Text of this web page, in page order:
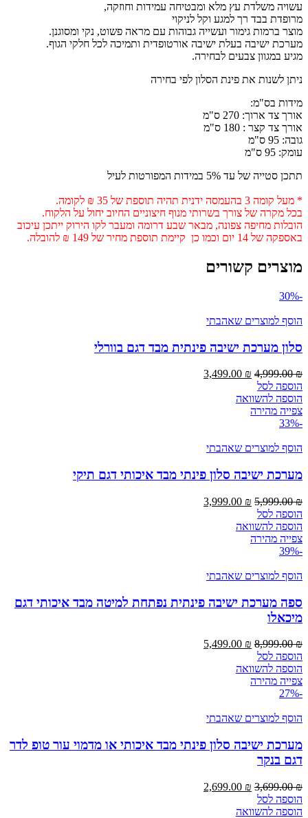
עשויה משלדת עץ מלא ומבטיחה עמידות וחוזקה,
מרופדת בבד רך למגע וקל לניקוי
מוצר ברמות גימור ועשייה גבוהות עם מראה פשוט, נקי ומסוגנן.
מערכת ישיבה בעלת ישיבה אורטופדית ותמיכה לכל חלקי הגוף.
מגיע במגוון צבעים לבחירה.
ניתן לשנות את פינת הסלון לפי בחירה
מידות בס"מ:
אורך צד ארוך: 270 ס"מ
אורך צד קצר : 180 ס"מ
גובה: 95 ס"מ
עומק: 95 ס"מ
תתכן סטייה של עד 5% במידות המפורטות לעיל
* מעל קומה 3 בהעמסה ידנית תהיה תוספת של 35 ₪ לקומה.
בכל מקרה של צורך בשרותי מנוף חיצוניים החיוב יחול על הלקוח.
הובלות מחיפה צפונה, מבאר שבע דרומה ומעבר לקו הירוק ייתכן עיכוב
באספקה של 14 יום וכמו כן קיימת תוספת מחיר של 149 ₪ להובלה.
מוצרים קשורים
-30%
הוסף למוצרים שאהבתי
סלון מערכת ישיבה פינתית מבד דגם בוורלי
4,999.00₪
המחיר
היה:
4,999.00 ₪.
3,499.00 ₪
המחיר
הוספה לסל
הוספה להשוואה
צפייה מהירה
-33%
הוסף למוצרים שאהבתי
מערכת ישיבה סלון פינתי מבד איכותי דגם תיקי
5,999.00₪
המחיר
היה:
5,999.00 ₪.
3,999.00 ₪
הוספה לסל
הוספה להשוואה
צפייה מהירה
-39%
הוסף למוצרים שאהבתי
ספה מערכת ישיבה פינתית נפתחת למיטה מבד איכותי דגם
מיכאלו
8,999.00₪
המחיר
היה:
8,999.00 ₪.
5,499.00 ₪
הוספה לסל
הוספה להשוואה
צפייה מהירה
-27%
הוסף למוצרים שאהבתי
מערכת ישיבה סלון פינתי מבד איכותי או מדמוי עור טופ לדר
דגם בנקר
3,699.00₪
המחיר
היה:
2,699.00 ₪
הוספה לסל
הוספה להשוואה